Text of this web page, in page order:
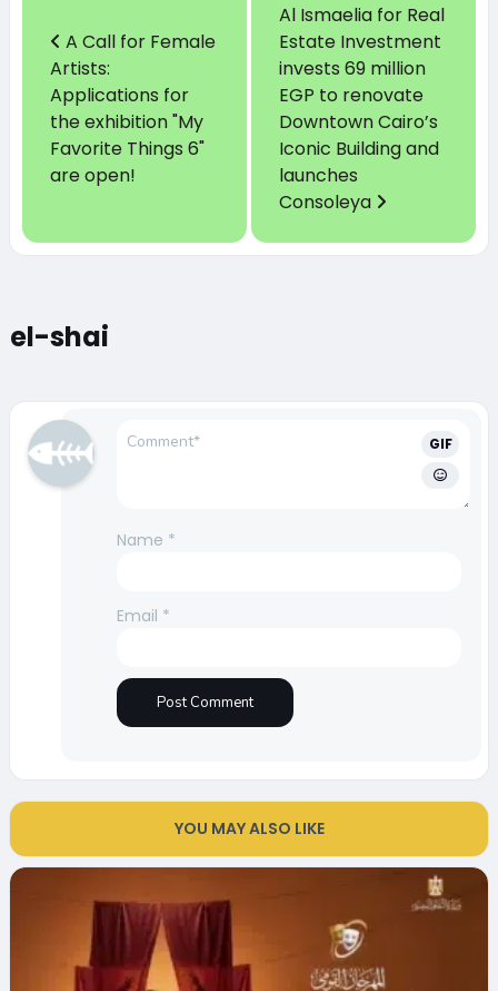
A Call for Female
Artists:
Applications for
the exhibition "My
Favorite Things 6"
are open!
Al Ismaelia for Real
Estate Investment
invests 69 million
EGP to renovate
Downtown Cairo’s
Iconic Building and
launches
Consoleya
el-shai
GIF
Name *
Email *
YOU MAY ALSO LIKE